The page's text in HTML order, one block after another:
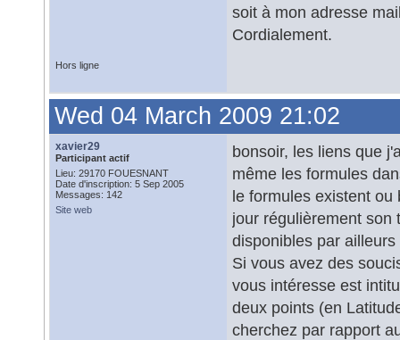
soit à mon adresse
Cordialement.
Hors ligne
Wed 04 March 2009 21:02
xavier29
Participant actif
Lieu: 29170 FOUESNANT
Date d'inscription: 5 Sep 2005
Messages: 142
Site web
bonsoir, les liens que
même les formules
le formules existent
jour régulièrement son
disponibles par
Si vous avez des
vous intéresse est
deux points (en
cherchez par rapport